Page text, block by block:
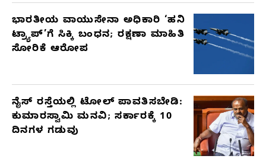
ಭಾರತೀಯ ವಾಯುಸೇನಾ ಅಧಿಕಾರಿ ‘ಹನಿ
ಟ್ರ್ಯಾಪ್’ಗೆ ಸಿಕ್ಕಿ ಬಂಧನ; ರಕ್ಷಣಾ ಮಾಹಿತಿ
ಸೋರಿಕೆ ಆರೋಪ
ನೈಸ್ ರಸ್ತೆಯಲ್ಲಿ ಟೋಲ್ ಪಾವತಿಸಬೇಡಿ:
ಕುಮಾರಸ್ವಾಮಿ ಮನವಿ; ಸರ್ಕಾರಕ್ಕೆ 10
ದಿನಗಳ ಗಡುವು